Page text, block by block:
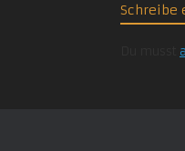
Schreibe